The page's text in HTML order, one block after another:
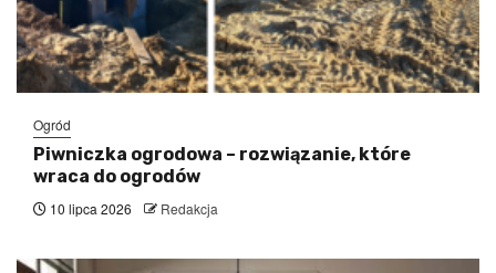
Ogród
Piwniczka ogrodowa – rozwiązanie, które
wraca do ogrodów
10 lipca 2026 Redakcja